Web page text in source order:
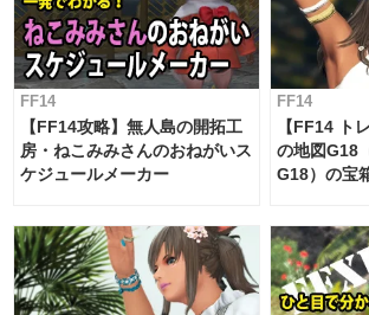
FF14
【FF14攻略】無人島の開拓工
房・ねこみみさんのおねがいス
ケジュールメーカー
FF14
【FF14 ト
の地図G18
G18）の宝